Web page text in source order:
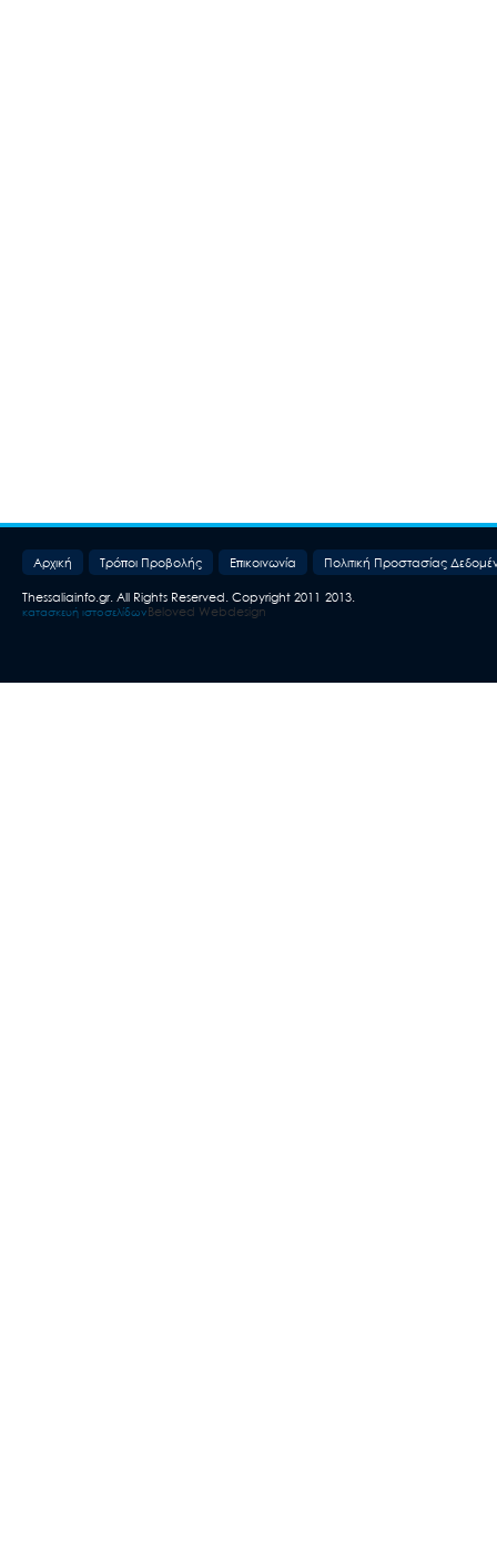
Aρχική Τρόποι Προβολής Επικοινωνία Πολιτική Προστασίας
Thessaliainfo.gr. All Rights Reserved. Copyright 2011-2013.
κατασκευή ιστοσελίδωνBeloved Webdesign